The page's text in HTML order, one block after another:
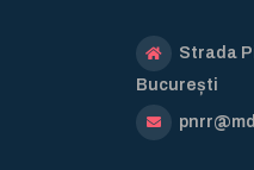
Strada
București